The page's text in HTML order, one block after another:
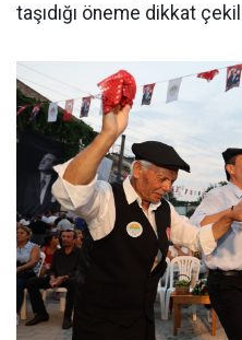
taşıdığı öneme dikkat